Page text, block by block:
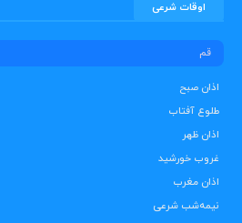
اوقات شرعی
اذان صبح
طلوع آفتاب
اذان ظهر
غروب خورشید
اذان مغرب
نیمه‌شب شرعی